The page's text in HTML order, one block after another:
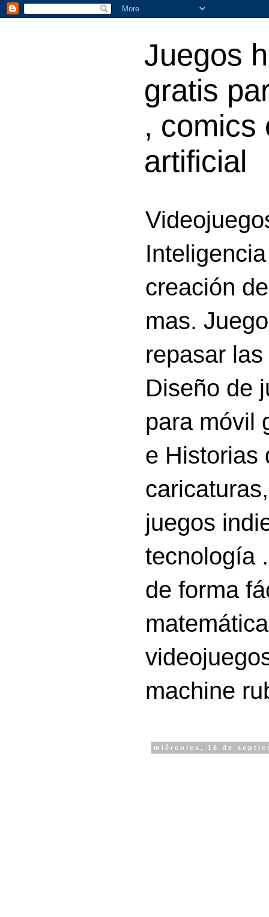
Juegos
gratis
, comics
artificial
creación
mas.
repasar
Diseño de
para móvil
e Historias
juegos
tecnología
de forma
machine
miércoles, 16 de